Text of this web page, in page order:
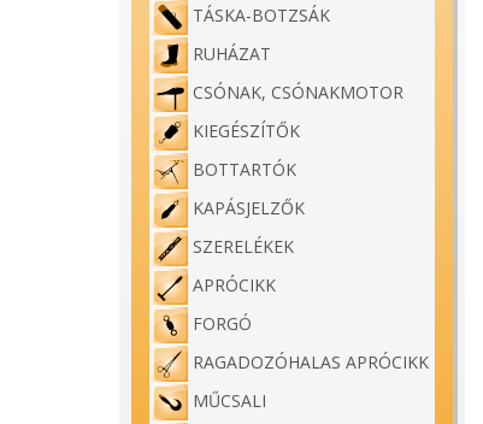
TÁSKA-BOTZSÁK
RUHÁZAT
CSÓNAK, CSÓNAKMOTOR
KIEGÉSZÍTŐK
BOTTARTÓK
KAPÁSJELZŐK
SZERELÉKEK
APRÓCIKK
FORGÓ
RAGADOZÓHALAS APRÓCIKK
MŰCSALI